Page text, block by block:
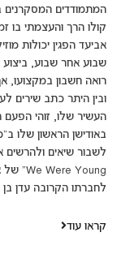
קולו הרך והעצמתי בו
אביעד הפגין יכולות
רואה חשבון במקצועו,
ובין היתר כתב שירים
העשיר שלו, זוהי
לחברתו הקרובה עדן
קראו עוד